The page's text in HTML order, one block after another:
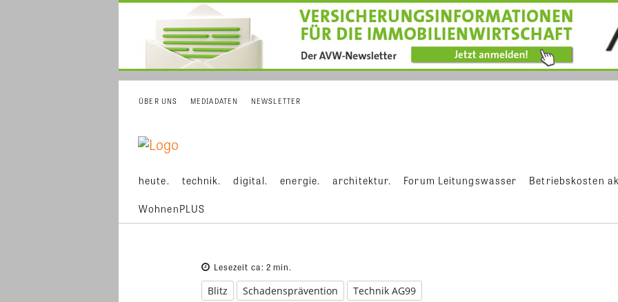
ÜBER UNS MEDIADATEN NEWSLETTER
heute. technik. digital. energie. architektur. Forum Leitungswasser Betriebskosten
WohnenPLUS
Lesezeit ca: 2 min.
Blitz Schadensprävention Technik AG99